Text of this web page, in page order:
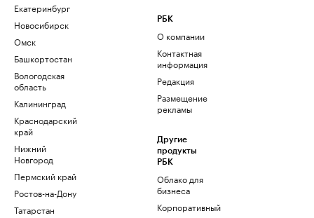
Екатеринбург
Новосибирск
Омск
Башкортостан
Вологодская
область
Калининград
Краснодарский
край
Нижний
Новгород
Пермский край
Ростов-на-Дону
Татарстан
РБК
О компании
Контактная
информация
Редакция
Размещение
рекламы
Другие
продукты
РБК
Облако для
бизнеса
Корпоративный